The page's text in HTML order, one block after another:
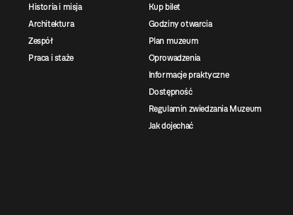
Historia i misja
Architektura
Zespół
Praca i staże
Kup bilet
Godziny otwarcia
Plan muzeum
Oprowadzenia
Informacje praktyczne
Dostępność
Regulamin zwiedzania Muzeum
Jak dojechać